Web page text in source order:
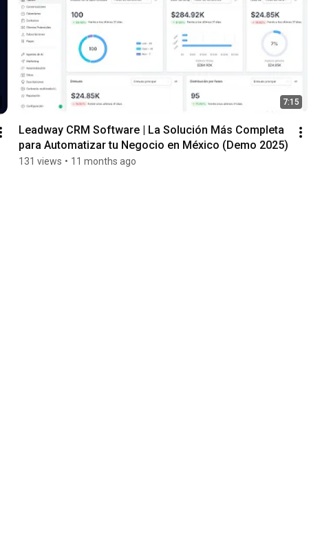
7:15
Leadway CRM Software | La Solución Más Completa
para Automatizar tu Negocio en México (Demo 2025)
131 views • 11 months ago